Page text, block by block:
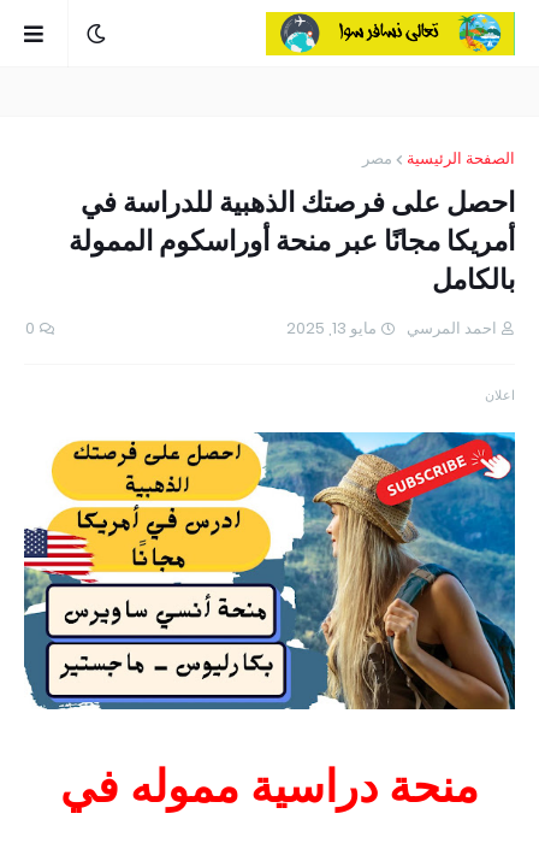
الصفحة الرئيسية مصر
احصل على فرصتك الذهبية للدراسة في
أمريكا مجانًا عبر منحة أوراسكوم الممولة
بالكامل
احمد المرسي مايو 13, 2025 0
اعلان
منحة دراسية مموله في